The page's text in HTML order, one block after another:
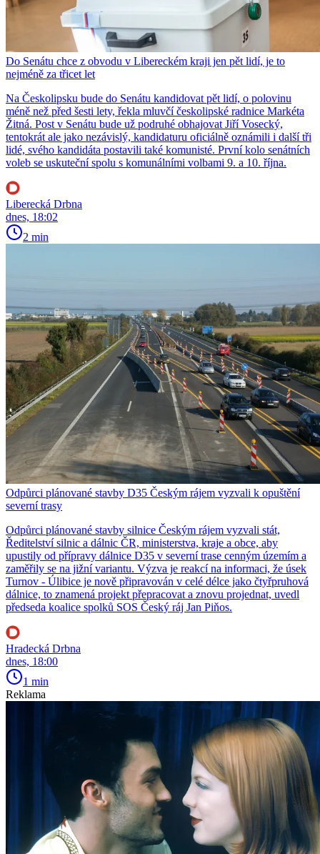
Do Senátu chce z obvodu v Libereckém kraji jen pět lidí, je to
nejméně za třicet let
Na Českolipsku bude do Senátu kandidovat pět lidí, o polovinu
méně než před šesti lety, řekla mluvčí českolipské radnice Markéta
Žitná. Post v Senátu bude už podruhé obhajovat Jiří Vosecký,
tentokrát ale jako nezávislý, kandidaturu oficiálně oznámili i další tři
lidé, svého kandidáta postavili také komunisté. První kolo senátních
voleb se uskuteční spolu s komunálními volbami 9. a 10. října.
Liberecká Drbna
dnes, 18:02
2 min
Odpůrci plánované stavby D35 Českým rájem vyzvali k opuštění
severní trasy
Odpůrci plánované stavby silnice Českým rájem vyzvali stát,
Ředitelství silnic a dálnic ČR, ministerstva, kraje a obce, aby
upustily od přípravy dálnice D35 v severní trase cenným územím a
zaměřily se na jižní variantu. Výzva je reakcí na informaci, že úsek
Turnov - Úlibice je nově připravován v celé délce jako čtyřpruhová
dálnice, to znamená projekt přepracovat a znovu projednat, uvedl
předseda koalice spolků SOS Český ráj Jan Piňos.
Hradecká Drbna
dnes, 18:00
1 min
Reklama